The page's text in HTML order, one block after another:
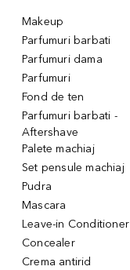
Makeup
Parfumuri barbati
Parfumuri dama
Parfumuri
Fond de ten
Parfumuri barbati -
Aftershave
Palete machiaj
Set pensule machiaj
Pudra
Mascara
Leave-in Conditioner
Concealer
Crema antirid